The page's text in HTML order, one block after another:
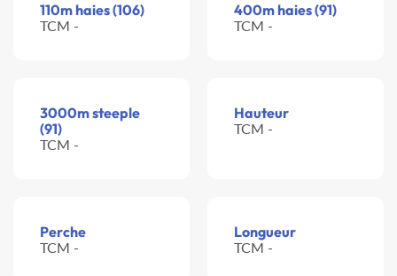
110m haies (106)
TCM -
400m haies (91)
TCM -
3000m steeple
(91)
TCM -
Hauteur
TCM -
Perche
TCM -
Longueur
TCM -